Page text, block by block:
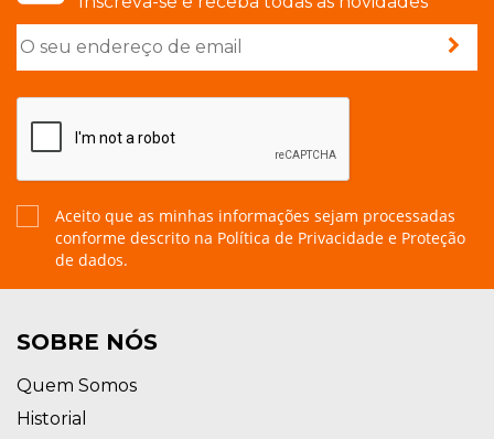
Aceito que as minhas informações sejam processadas
conforme descrito na Política de Privacidade e Proteção
de dados.
SOBRE NÓS
Quem Somos
Historial